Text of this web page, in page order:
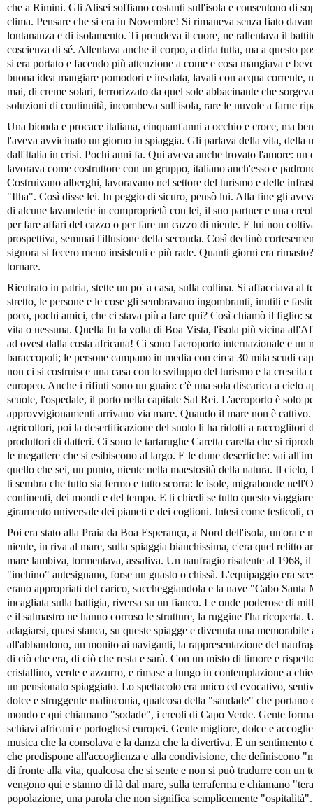
che a Rimini. Gli Alisei soffiano costanti sull'isola e consentono di
clima. Pensare che si era in Novembre! Si rimaneva senza fiato
lontananza e di isolamento. Ti prendeva il cuore, ne rallentava il
coscienza di sé. Allentava anche il corpo, a dirla tutta, ma a questo
si era portato e facendo più attenzione a come e cosa mangiava e
buona idea mangiare pomodori e insalata, lavati con acqua corrente,
mai, di creme solari, terrorizzato da quel sole abbacinante che
soluzioni di continuità, incombeva sull'isola, rare le nuvole a farne
Una bionda e procace italiana, cinquant'anni a occhio e croce, ma
l'aveva avvicinato un giorno in spiaggia. Gli parlava della vita, della
dall'Italia in crisi. Pochi anni fa. Qui aveva anche trovato l'amore: un
lavorava come costruttore con un gruppo, italiano anch'esso e
Costruivano alberghi, lavoravano nel settore del turismo e delle
"Ilha". Così disse lei. In peggio di sicuro, pensò lui. Alla fine gli
di alcune lavanderie in comproprietà con lei, il suo partner e una
per fare affari del cazzo o per fare un cazzo di niente. E lui non
prospettiva, semmai l'illusione della seconda. Così declinò
signora si fecero meno insistenti e più rade. Quanti giorni era
tornare.
Rientrato in patria, stette un po' a casa, sulla collina. Si affacciava al
stretto, le persone e le cose gli sembravano ingombranti, inutili e
poco, pochi amici, che ci stava più a fare qui? Così chiamò il figlio:
vita o nessuna. Quella fu la volta di Boa Vista, l'isola più vicina
ad ovest dalla costa africana! Ci sono l'aeroporto internazionale e
baraccopoli; le persone campano in media con circa 30 mila scudi
non ci si costruisce una casa con lo sviluppo del turismo e la
europeo. Anche i rifiuti sono un guaio: c'è una sola discarica a cielo
scuole, l'ospedale, il porto nella capitale Sal Rei. L'aeroporto è solo
approvvigionamenti arrivano via mare. Quando il mare non è
agricoltori, poi la desertificazione del suolo li ha ridotti a raccoglitori
produttori di datteri. Ci sono le tartarughe Caretta caretta che si
le megattere che si esibiscono al largo. E le dune desertiche: vai
quello che sei, un punto, niente nella maestosità della natura. Il
ti sembra che tutto sia fermo e tutto scorra: le isole, migrabonde
continenti, dei mondi e del tempo. E ti chiedi se tutto questo
giramento universale dei pianeti e dei coglioni. Intesi come testicoli,
Poi era stato alla Praia da Boa Esperança, a Nord dell'isola, un'ora e
niente, in riva al mare, sulla spiaggia bianchissima, c'era quel relitto
mare lambiva, tormentava, assaliva. Un naufragio risalente al 1968,
"inchino" antesignano, forse un guasto o chissà. L'equipaggio era
erano appropriati del carico, saccheggiandola e la nave "Cabo Santa
incagliata sulla battigia, riversa su un fianco. Le onde poderose di
e il salmastro ne hanno corroso le strutture, la ruggine l'ha ricoperta.
adagiarsi, quasi stanca, su queste spiagge e divenuta una
all'abbandono, un monito ai naviganti, la rappresentazione del
di ciò che era, di ciò che resta e sarà. Con un misto di timore e
cristallino, verde e azzurro, e rimase a lungo in contemplazione a
un pensionato spiaggiato. Lo spettacolo era unico ed evocativo,
dolce e struggente malinconia, qualcosa della "saudade" che
mondo e qui chiamano "sodade", i creoli di Capo Verde. Gente
schiavi africani e portoghesi europei. Gente migliore, dolce e
musica che la consolava e la danza che la divertiva. E un
che predispone all'accoglienza e alla condivisione, che definiscono
di fronte alla vita, qualcosa che si sente e non si può tradurre con un
vengono qui e stanno di là dal mare, sulla terraferma e chiamano
popolazione, una parola che non significa semplicemente